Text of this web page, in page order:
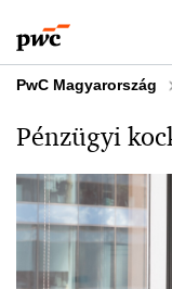
to
content
to
footer
PwC Magyarország
Pénzügyi